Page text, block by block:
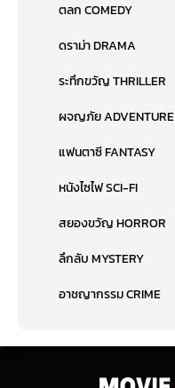
ตลก COMEDY
ดราม่า DRAMA
ระทึกขวัญ THRILLER
ผจญภัย ADVENTURE
แฟนตาซี FANTASY
หนังไซไฟ SCI-FI
สยองขวัญ HORROR
ลึกลับ MYSTERY
อาชญากรรม CRIME